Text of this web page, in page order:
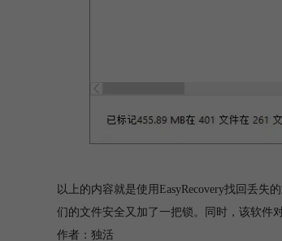
以上的内容就是使用EasyRecovery找回丢失
们的文件安全又加了一把锁。同时，该软件
作者：独活